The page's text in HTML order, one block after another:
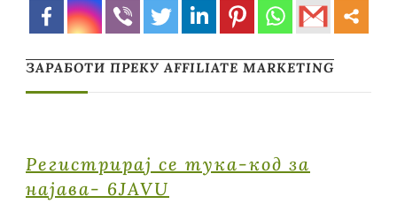
ЗАРАБОТИ ПРЕКУ AFFILIATE MARKETING
Регистрирај се тука-код за
најава- 6JAVU